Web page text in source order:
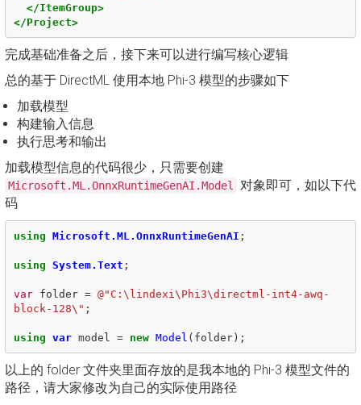
</ItemGroup>
</Project>
完成基础准备之后，接下来可以进行编写核心逻辑
总的基于 DirectML 使用本地 Phi-3 模型的步骤如下
加载模型
构建输入信息
执行思考和输出
加载模型信息的代码很少，只需要创建
Microsoft.ML.OnnxRuntimeGenAI.Model
对象即可，如以下代
码
using Microsoft.ML.OnnxRuntimeGenAI ;
using System.Text ;
var folder = @"C:\lindexi\Phi3\directml-int4-awq-
block-128\" ;
using var model = new Model ( folder);
以上的 folder 文件夹里面存放的是我本地的 Phi-3 模型文件的
路径，请大家修改为自己的实际使用路径